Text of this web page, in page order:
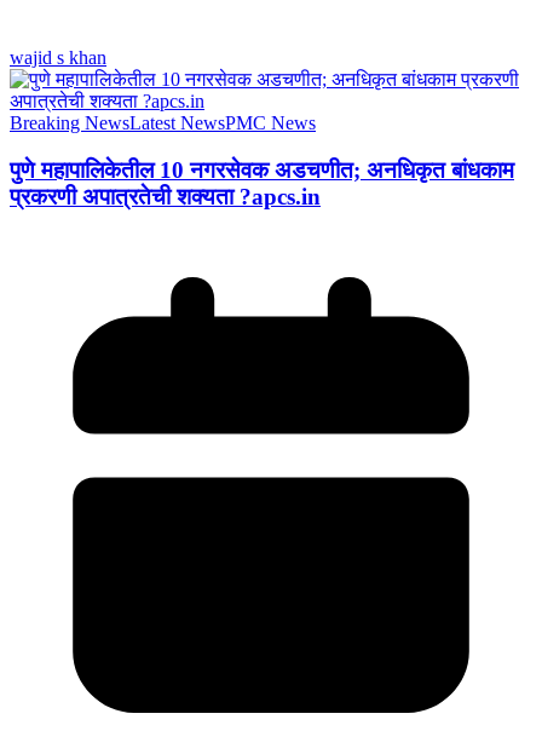
wajid s khan
Breaking NewsLatest NewsPMC News
पुणे महापालिकेतील 10 नगरसेवक अडचणीत; अनधिकृत बांधकाम
प्रकरणी अपात्रतेची शक्यता ?apcs.in